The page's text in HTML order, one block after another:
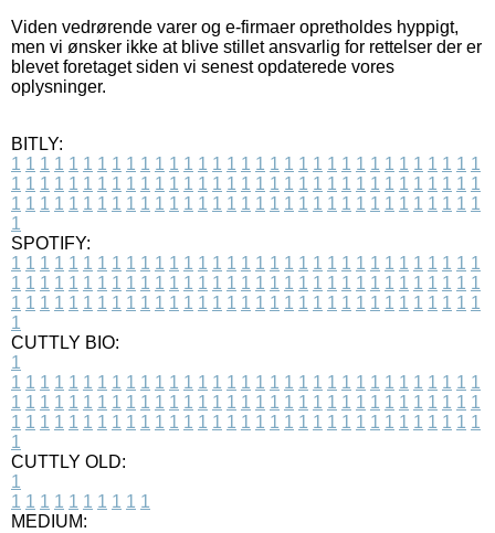
Viden vedrørende varer og e-firmaer opretholdes hyppigt,
men vi ønsker ikke at blive stillet ansvarlig for rettelser der er
blevet foretaget siden vi senest opdaterede vores
oplysninger.
BITLY:
1 1 1 1 1 1 1 1 1 1 1 1 1 1 1 1 1 1 1 1 1 1 1 1 1 1 1 1 1 1 1 1 1
1 1 1 1 1 1 1 1 1 1 1 1 1 1 1 1 1 1 1 1 1 1 1 1 1 1 1 1 1 1 1 1 1
1 1 1 1 1 1 1 1 1 1 1 1 1 1 1 1 1 1 1 1 1 1 1 1 1 1 1 1 1 1 1 1 1
1
SPOTIFY:
1 1 1 1 1 1 1 1 1 1 1 1 1 1 1 1 1 1 1 1 1 1 1 1 1 1 1 1 1 1 1 1 1
1 1 1 1 1 1 1 1 1 1 1 1 1 1 1 1 1 1 1 1 1 1 1 1 1 1 1 1 1 1 1 1 1
1 1 1 1 1 1 1 1 1 1 1 1 1 1 1 1 1 1 1 1 1 1 1 1 1 1 1 1 1 1 1 1 1
1
CUTTLY BIO:
1
1 1 1 1 1 1 1 1 1 1 1 1 1 1 1 1 1 1 1 1 1 1 1 1 1 1 1 1 1 1 1 1 1
1 1 1 1 1 1 1 1 1 1 1 1 1 1 1 1 1 1 1 1 1 1 1 1 1 1 1 1 1 1 1 1 1
1 1 1 1 1 1 1 1 1 1 1 1 1 1 1 1 1 1 1 1 1 1 1 1 1 1 1 1 1 1 1 1 1
1
CUTTLY OLD:
1
1 1 1 1 1 1 1 1 1 1
MEDIUM: